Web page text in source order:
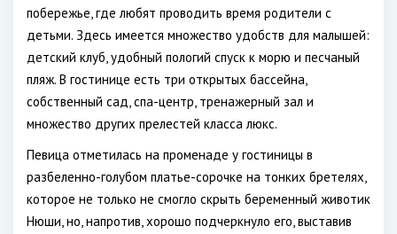
побережье, где любят проводить время родители с
детьми. Здесь имеется множество удобств для малышей:
детский клуб, удобный пологий спуск к морю и песчаный
пляж. В гостинице есть три открытых бассейна,
собственный сад, спа-центр, тренажерный зал и
множество других прелестей класса люкс.
Певица отметилась на променаде у гостиницы в
разбеленно-голубом платье-сорочке на тонких бретелях,
которое не только не смогло скрыть беременный животик
Нюши, но, напротив, хорошо подчеркнуло его, выставив